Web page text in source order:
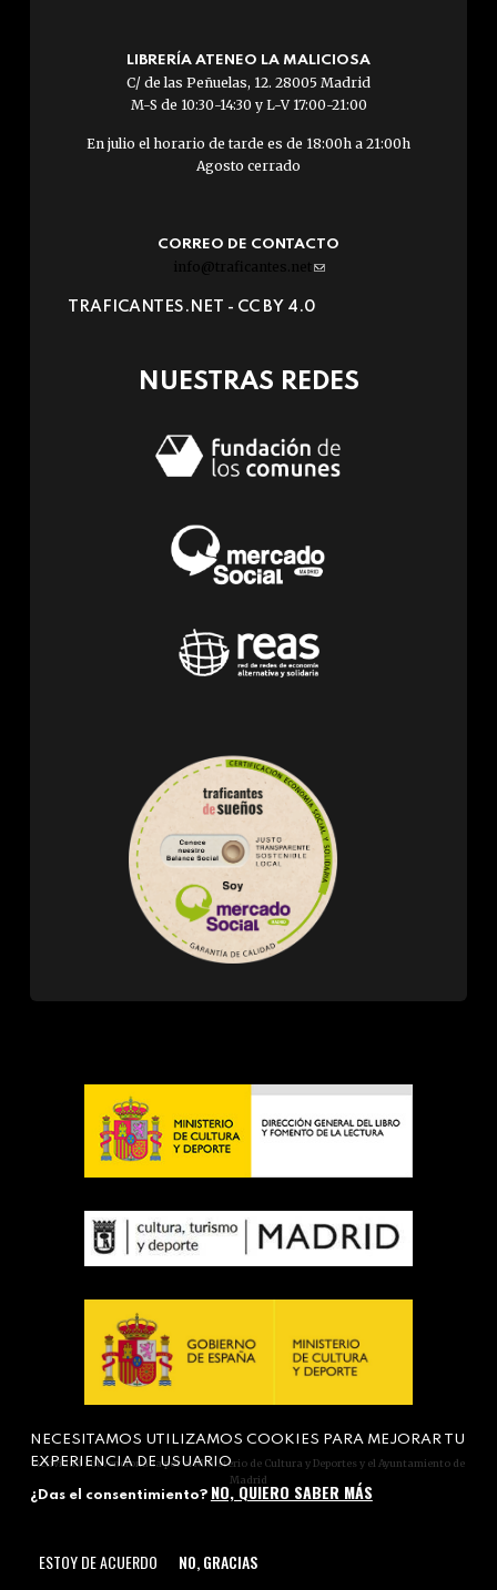
LIBRERÍA ATENEO LA MALICIOSA
C/ de las Peñuelas, 12. 28005 Madrid
M-S de 10:30-14:30 y L-V 17:00-21:00
En julio el horario de tarde es de 18:00h a 21:00h
Agosto cerrado
CORREO DE CONTACTO
info@traficantes.net (link
e-
TRAFICANTES.NET - CC BY 4.0
NUESTRAS REDES
Actividad subvencionada por el Ministerio de Cultura y Deportes y el Ayuntamiento de
Madrid
NECESITAMOS UTILIZAMOS COOKIES PARA MEJORAR TU
EXPERIENCIA DE USUARIO
¿Das el consentimiento? NO, QUIERO SABER MÁS
ESTOY DE ACUERDO NO, GRACIAS